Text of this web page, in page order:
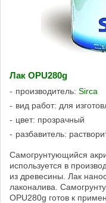
Лак OPU280g
производитель: Sirca
вид работ: для
цвет: прозрачный
разбавитель:
Самогрунтующийся
используется в
из древесины. Лак
лаконалива.
OPU280g готов к